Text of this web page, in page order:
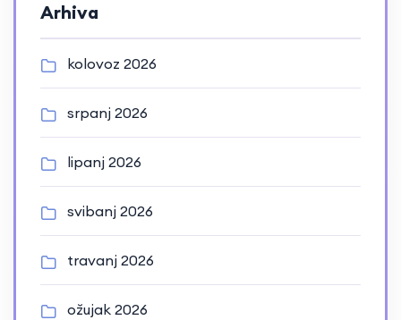
Arhiva
kolovoz 2026
srpanj 2026
lipanj 2026
svibanj 2026
travanj 2026
ožujak 2026